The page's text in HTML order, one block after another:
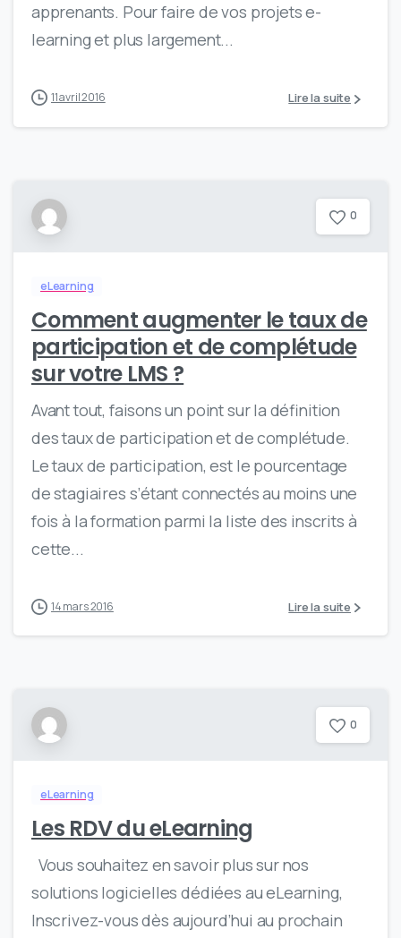
apprenants. Pour faire de vos projets e-
learning et plus largement...
11 avril 2016 Lire la suite
0
eLearning
Comment augmenter le taux de
participation et de complétude
sur votre LMS ?
Avant tout, faisons un point sur la définition
des taux de participation et de complétude.
Le taux de participation, est le pourcentage
de stagiaires s’étant connectés au moins une
fois à la formation parmi la liste des inscrits à
cette...
14 mars 2016 Lire la suite
0
eLearning
Les RDV du eLearning
Vous souhaitez en savoir plus sur nos
solutions logicielles dédiées au eLearning,
Inscrivez-vous dès aujourd’hui au prochain